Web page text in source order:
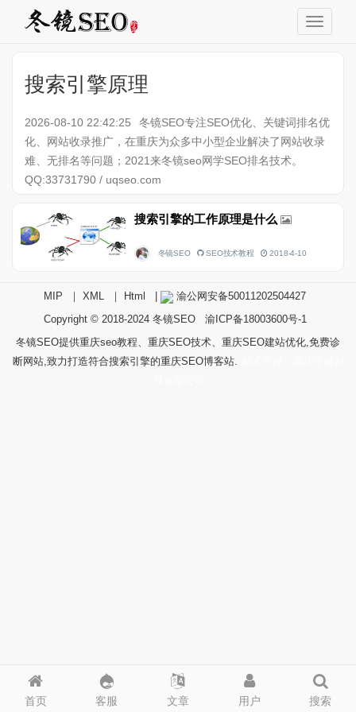
搜索引擎原理
2026-08-10 22:42:25
冬镜SEO专注SEO优化、关键词排名优
化、网站收录推广，在重庆为众多中小型企业解决了网站收录
难、无排名等问题；2021来冬镜seo网学SEO排名技术。
QQ:33731790 / uqseo.com
搜索引擎的工作原理是什么
冬镜SEO SEO技术教程 2018-4-10
首页 客服 文章 用户 搜索
MIP ｜ XML ｜ Html
渝公网安备50011202504427
Copyright © 2018-2024 冬镜SEO
渝ICP备18003600号-1
冬镜SEO提供重庆seo教程、重庆SEO技术、重庆SEO建站优化,免费诊
断网站,致力打造符合搜索引擎的重庆SEO博客站.